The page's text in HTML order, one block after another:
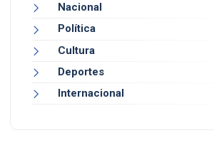
Nacional
Política
Cultura
Deportes
Internacional